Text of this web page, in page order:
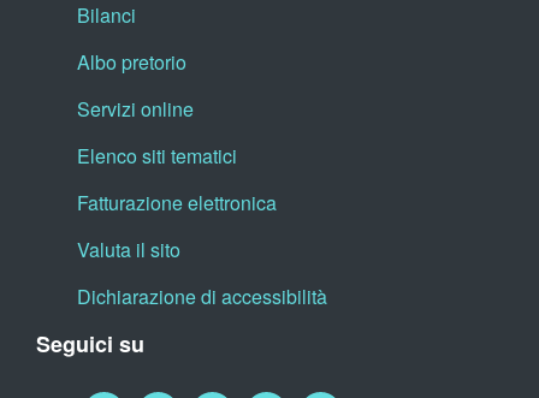
Bilanci
Albo pretorio
Servizi online
Elenco siti tematici
Fatturazione elettronica
Valuta il sito
Dichiarazione di accessibilità
Seguici su